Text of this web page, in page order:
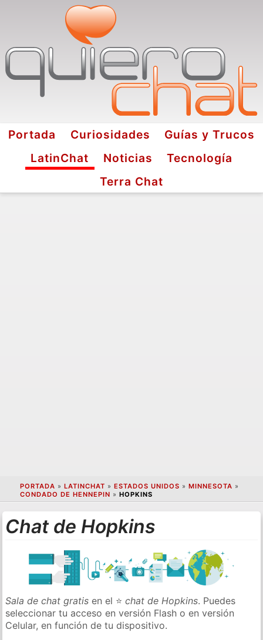
Portada Curiosidades
Guías y Trucos
LatinChat
Noticias
Tecnología
Terra Chat
PORTADA » LATINCHAT » ESTADOS UNIDOS » MINNESOTA »
CONDADO DE HENNEPIN » HOPKINS
Chat de Hopkins
Sala de chat gratis en el ⭐chat de Hopkins. Puedes
seleccionar tu acceso en versión Flash o en versión
Celular, en función de tu dispositivo.